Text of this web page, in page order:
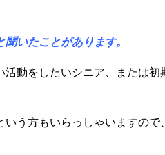
いたことがあります。
動をしたいシニア、または初
う方もいらっしゃいますので